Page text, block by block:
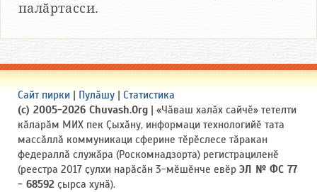
палӑртасси.
Сайт пирки | Пулӑшу | Статистика
(c) 2005-2026 Chuvash.Org | «Чӑваш халӑх сайчӗ» тетелти
кӑларӑм МИХ пек Ҫыхӑну, информаци технологийӗ тата
массӑллӑ коммуникаци сферине тӗрӗслесе тӑракан
федераллӑ служӑра (Роскомнадзорта) регистрациленӗ
(реестра 2017 ҫулхи нарӑсӑн 3-мӗшӗнче евӗр ЭЛ № ФС 77
- 68592 ҫырса хунӑ).